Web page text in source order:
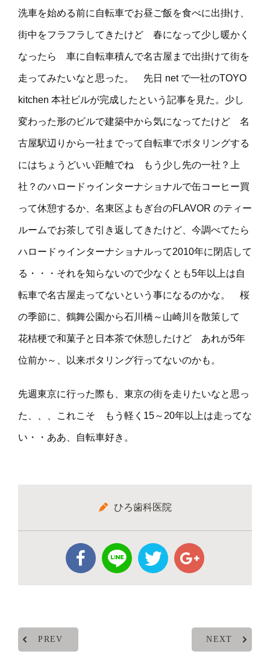
洗車を始める前に自転車でお昼ご飯を食べに出掛け、
街中をフラフラしてきたけど 春になって少し暖かく
なったら 車に自転車積んで名古屋まで出掛けて街を
走ってみたいなと思った。 先日 net で一社のTOYO
kitchen 本社ビルが完成したという記事を見た。少し
変わった形のビルで建築中から気になってたけど 名
古屋駅辺りから一社までって自転車でポタリングする
にはちょうどいい距離でね もう少し先の一社？上
社？のハロードゥインターナショナルで缶コーヒー買
って休憩するか、名東区よもぎ台のFLAVOR のティー
ルームでお茶して引き返してきたけど、今調べてたら
ハロードゥインターナショナルって2010年に閉店して
る・・・それを知らないので少なくとも5年以上は自
転車で名古屋走ってないという事になるのかな。 桜
の季節に、鶴舞公園から石川橋～山崎川を散策して
花桔梗で和菓子と日本茶で休憩したけど あれが5年
位前か～、以来ポタリング行ってないのかも。
先週東京に行った際も、東京の街を走りたいなと思っ
た、、、これこそ もう軽く15～20年以上は走ってな
い・・ああ、自転車好き。
ひろ歯科医院
PREV NEXT